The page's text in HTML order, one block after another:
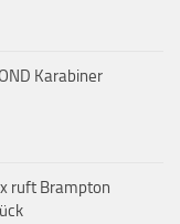
Karabiner
ruft Brampton